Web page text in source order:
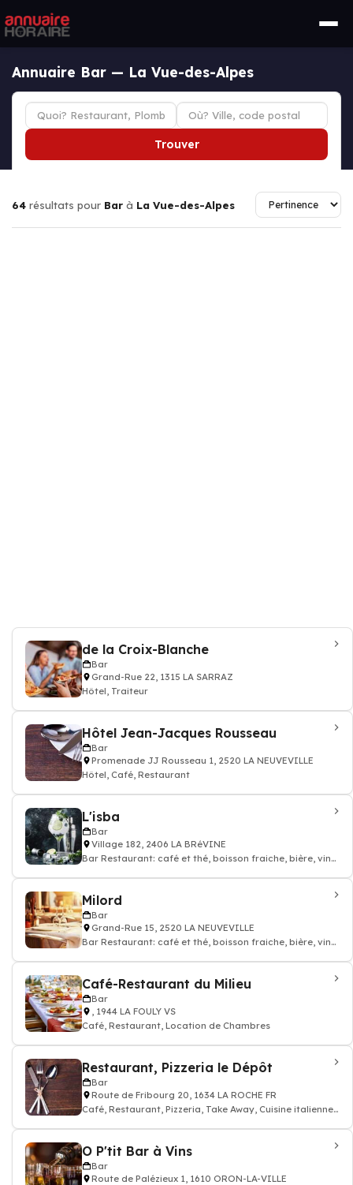
Annuaire Bar — La Vue-des-Alpes
Trouver
64 résultats pour Bar à La Vue-des-Alpes
de la Croix-Blanche
Bar
Grand-Rue 22, 1315 LA SARRAZ
Hôtel, Traiteur
Hôtel Jean-Jacques Rousseau
Bar
Promenade JJ Rousseau 1, 2520 LA NEUVEVILLE
Hôtel, Café, Restaurant
L'isba
Bar
Village 182, 2406 LA BRéVINE
Bar Restaurant: café et thé, boisson fraiche, bière, vin
Milord
Bar
Grand-Rue 15, 2520 LA NEUVEVILLE
Bar Restaurant: café et thé, boisson fraiche, bière, vin
Café-Restaurant du Milieu
Bar
, 1944 LA FOULY VS
Café, Restaurant, Location de Chambres
Restaurant, Pizzeria le Dépôt
Bar
Route de Fribourg 20, 1634 LA ROCHE FR
Café, Restaurant, Pizzeria, Take Away, Cuisine italienne,
O P'tit Bar à Vins
Bar
Route de Palézieux 1, 1610 ORON-LA-VILLE